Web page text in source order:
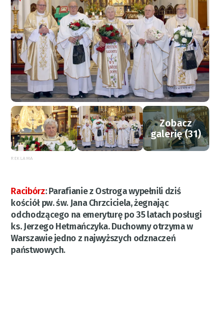
Zobacz
galerię (31)
REKLAMA
Racibórz:Parafianie z Ostroga wypełnili dziś
kościół pw. św. Jana Chrzciciela, żegnając
odchodzącego na emeryturę po 35 latach posługi
ks. Jerzego Hetmańczyka. Duchowny otrzyma w
Warszawie jedno z najwyższych odznaczeń
państwowych.